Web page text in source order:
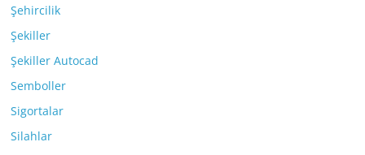
Şehircilik
Şekiller
Şekiller Autocad
Semboller
Sigortalar
Silahlar